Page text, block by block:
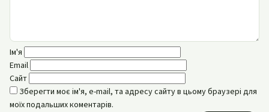
Ім'я
Email
Сайт
Зберегти моє ім'я, e-mail, та адресу сайту в цьому браузері для
моїх подальших коментарів.